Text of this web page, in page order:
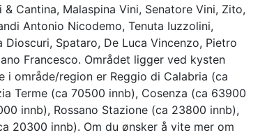
& Cantina, Malaspina Vini, Senatore Vini, Zito,
Antonio Nicodemo, Tenuta Iuzzolini,
Dioscuri, Spataro, De Luca Vincenzo, Pietro
Francesco. Området ligger ved kysten
i område/region er Reggio di Calabria (ca
Terme (ca 70500 innb), Cosenza (ca 63900
innb), Rossano Stazione (ca 23800 innb),
20300 innb). Om du ønsker å vite mer om